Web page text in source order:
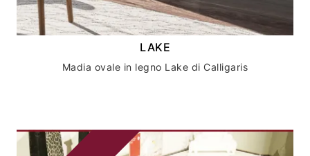
LAKE
Madia ovale in legno Lake di Calligaris